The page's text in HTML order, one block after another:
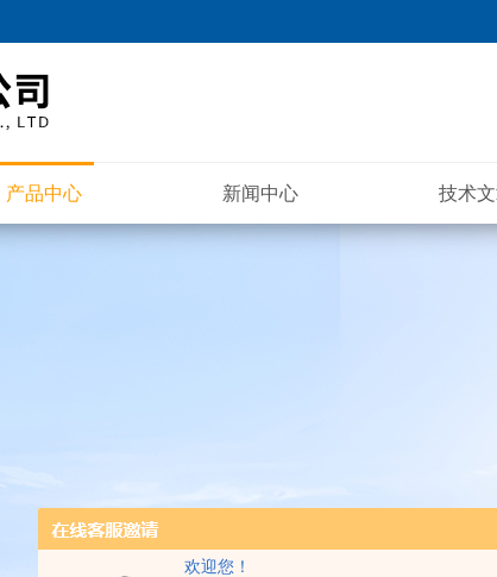
欢迎您！
产品中心 新闻中心 技术